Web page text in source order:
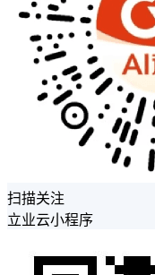
扫描关注
立业云小程序